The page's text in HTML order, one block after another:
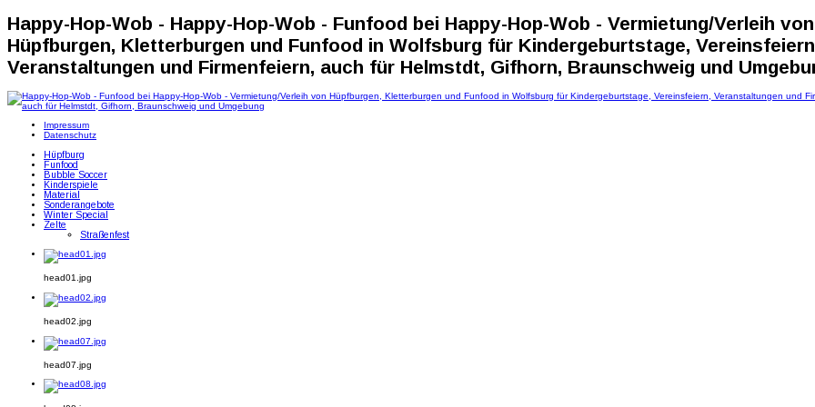
Happy-Hop-Wob - Happy-Hop-Wob - Funfood bei Happy-Hop-Wob - Vermietung/Verleih von
Hüpfburgen, Kletterburgen und Funfood in Wolfsburg für Kindergeburtstage,
Veranstaltungen und Firmenfeiern, auch für Helmstdt, Gifhorn, Braunschweig und
Impressum
Datenschutz
Hüpfburg
Funfood
Bubble Soccer
Kinderspiele
Material
Sonderangebote
Winter Special
Zelte
Straßenfest
head01.jpg
head02.jpg
head07.jpg